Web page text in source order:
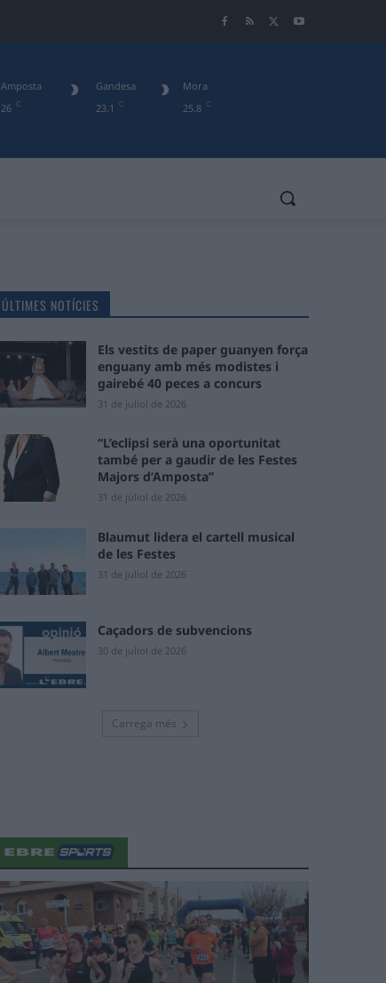
26 C
Amposta
23.1
C
Gandesa
25.8 C
Mora
ÚLTIMES NOTÍCIES
Els vestits de paper guanyen força
enguany amb més modistes i
gairebé 40 peces a concurs
31 de juliol de 2026
“L’eclipsi serà una oportunitat
també per a gaudir de les Festes
Majors d’Amposta”
31 de juliol de 2026
Blaumut lidera el cartell musical
de les Festes
31 de juliol de 2026
Caçadors de subvencions
30 de juliol de 2026
Carrega més